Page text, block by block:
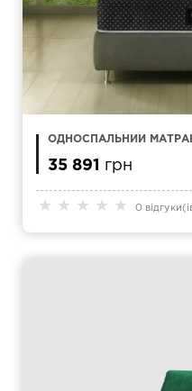
★ ★ ★ ★ ★ 0
ОДНОСПАЛЬНИЙ МАТРАЦ
35 891 грн